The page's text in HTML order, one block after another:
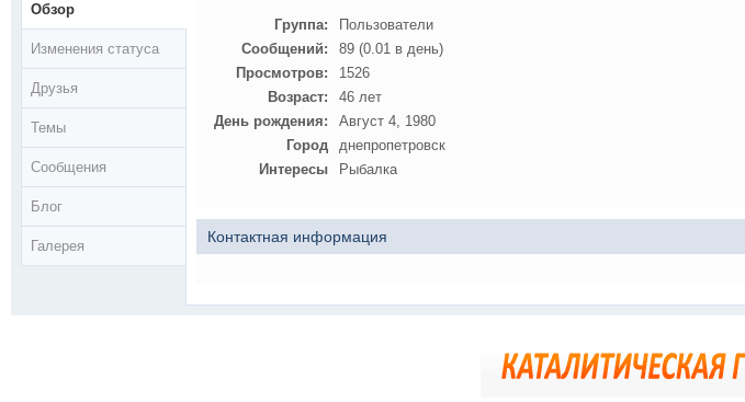
Обзор
Изменения статуса
Друзья
Темы
Сообщения
Блог
Галерея
Группа:
Пользователи
Сообщений:
89 (0.01 в день)
Просмотров:
1526
Возраст:
46 лет
День рождения:
Август 4, 1980
Город
днепропетровск
Интересы
Рыбалка
Контактная информация